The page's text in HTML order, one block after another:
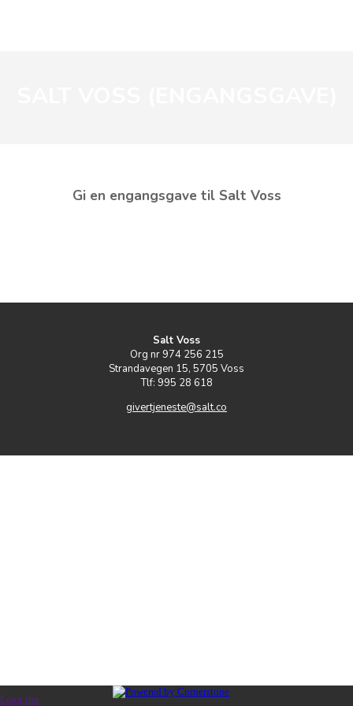
Gi en engangsgave til Salt Voss
Salt Voss
Org nr 974 256 215
Strandavegen 15, 5705 Voss
Tlf: 995 28 618
givertjeneste@salt.co
Logg inn